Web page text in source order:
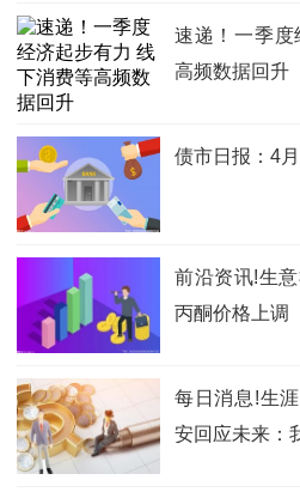
速递！一季度
高频数据回升
债市日报：4
前沿资讯!生
丙酮价格上调
每日消息!生
安回应未来：